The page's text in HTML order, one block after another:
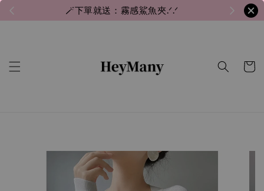
🪄下單就送：霧感鯊魚夾.ᐟ.ᐟ